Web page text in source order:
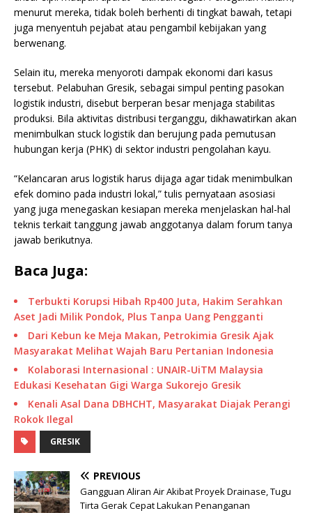
menurut mereka, tidak boleh berhenti di tingkat bawah, tetapi
juga menyentuh pejabat atau pengambil kebijakan yang
berwenang.
Selain itu, mereka menyoroti dampak ekonomi dari kasus
tersebut. Pelabuhan Gresik, sebagai simpul penting pasokan
logistik industri, disebut berperan besar menjaga stabilitas
produksi. Bila aktivitas distribusi terganggu, dikhawatirkan akan
menimbulkan stuck logistik dan berujung pada pemutusan
hubungan kerja (PHK) di sektor industri pengolahan kayu.
“Kelancaran arus logistik harus dijaga agar tidak menimbulkan
efek domino pada industri lokal,” tulis pernyataan asosiasi
yang juga menegaskan kesiapan mereka menjelaskan hal-hal
teknis terkait tanggung jawab anggotanya dalam forum tanya
jawab berikutnya.
Baca Juga:
Terbukti Korupsi Hibah Rp400 Juta, Hakim Serahkan
Aset Jadi Milik Pondok, Plus Tanpa Uang Pengganti
Dari Kebun ke Meja Makan, Petrokimia Gresik Ajak
Masyarakat Melihat Wajah Baru Pertanian Indonesia
Kolaborasi Internasional : UNAIR-UiTM Malaysia
Edukasi Kesehatan Gigi Warga Sukorejo Gresik
Kenali Asal Dana DBHCHT, Masyarakat Diajak Perangi
Rokok Ilegal
GRESIK
PREVIOUS
Gangguan Aliran Air Akibat Proyek Drainase, Tugu
Tirta Gerak Cepat Lakukan Penanganan